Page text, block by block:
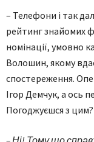
– Телефони і так
рейтинг знайомих
номінації, умовно
Волошин, якому
спостереження.
Ігор Демчук, а ось
Погоджуєшся з цим?